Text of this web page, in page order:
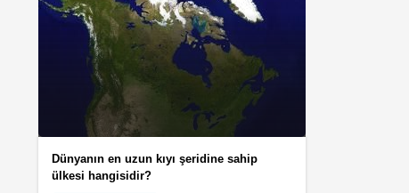
Dünyanın en uzun kıyı şeridine sahip
ülkesi hangisidir?